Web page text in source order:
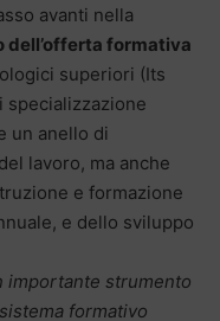
avanti nella
dell’offerta formativa
superiori (Its
specializzazione
un anello di
lavoro, ma anche
e formazione
e dello sviluppo
importante strumento
formativo